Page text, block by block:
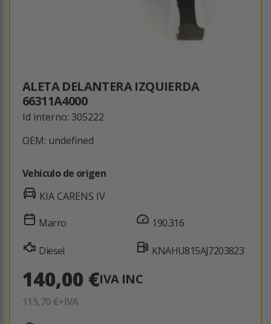
ALETA DELANTERA IZQUIERDA
66311A4000
Id interno: 305222
OEM: undefined
Vehículo de origen
KIA CARENS IV
Marro
Diesel
190.316
KNAHU815AJ7203823
140,00 €IVA INC
115,70 €+IVA